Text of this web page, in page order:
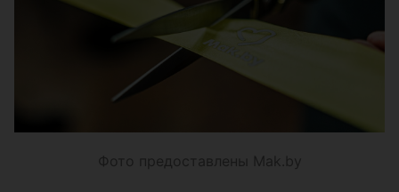
Фото предоставлены Mak.by